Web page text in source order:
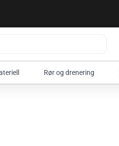
Rør og drenering